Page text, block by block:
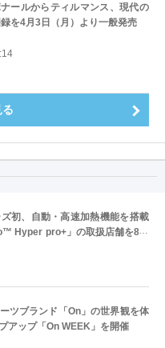
ナールからティルマンス、現代の
を4月3日（月）より一般発売
初、自動・高速加熱機能を搭載
Hyper pro+」の取扱店舗を8月
ツブランド「On」の世界観を体
アップ「On WEEK」を開催